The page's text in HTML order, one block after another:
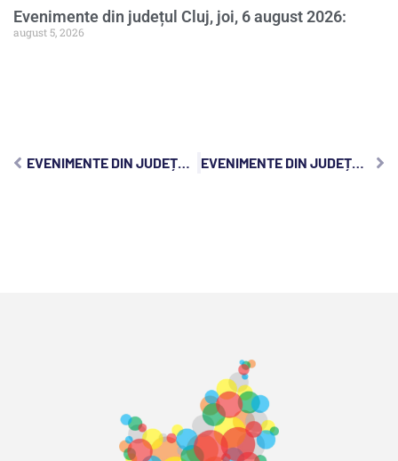
Evenimente din județul Cluj, joi, 6 august 2026:
august 5, 2026